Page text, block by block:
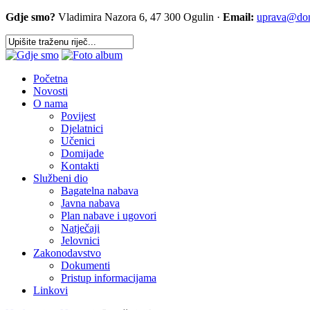
Gdje smo? Vladimira Nazora 6, 47 300 Ogulin · Email:
Početna
Novosti
O nama
Povijest
Djelatnici
Učenici
Domijade
Kontakti
Službeni dio
Bagatelna nabava
Javna nabava
Plan nabave i ugovori
Natječaji
Jelovnici
Zakonodavstvo
Dokumenti
Pristup informacijama
Linkovi